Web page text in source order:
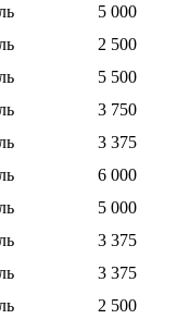
5 000
2 500
5 500
3 750
3 375
6 000
5 000
3 375
3 375
2 500